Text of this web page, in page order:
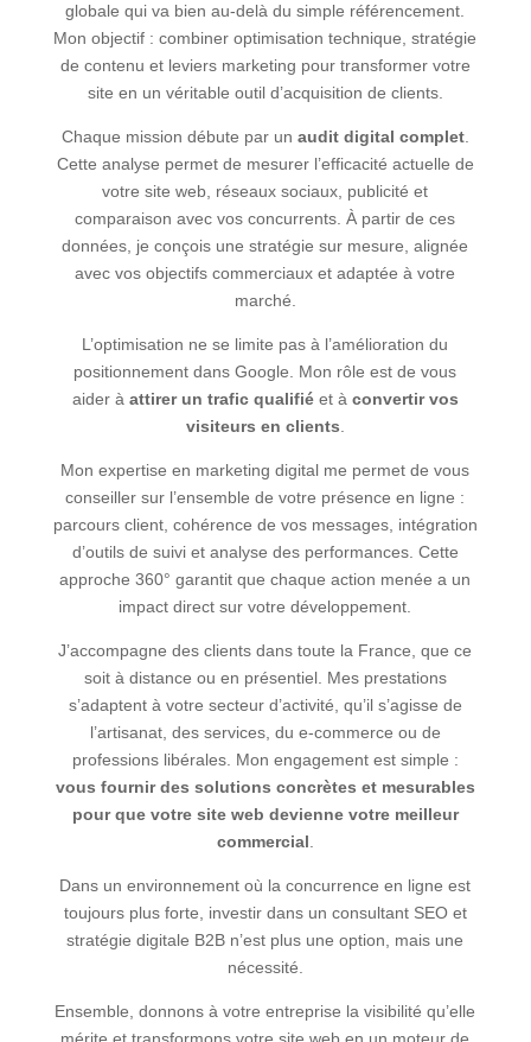
globale qui va bien au-delà du simple référencement.
Mon objectif : combiner optimisation technique, stratégie
de contenu et leviers marketing pour transformer votre
site en un véritable outil d’acquisition de clients.
Chaque mission débute par un audit digital complet.
Cette analyse permet de mesurer l’efficacité actuelle de
votre site web, réseaux sociaux, publicité et
comparaison avec vos concurrents. À partir de ces
données, je conçois une stratégie sur mesure, alignée
avec vos objectifs commerciaux et adaptée à votre
marché.
L’optimisation ne se limite pas à l’amélioration du
positionnement dans Google. Mon rôle est de vous
aider à attirer un trafic qualifiéet à convertir vos
visiteurs en clients.
Mon expertise en marketing digital me permet de vous
conseiller sur l’ensemble de votre présence en ligne :
parcours client, cohérence de vos messages, intégration
d’outils de suivi et analyse des performances. Cette
approche 360° garantit que chaque action menée a un
impact direct sur votre développement.
J’accompagne des clients dans toute la France, que ce
soit à distance ou en présentiel. Mes prestations
s’adaptent à votre secteur d’activité, qu’il s’agisse de
l’artisanat, des services, du e-commerce ou de
professions libérales. Mon engagement est simple :
vous fournir des solutions concrètes et mesurables
pour que votre site web devienne votre meilleur
commercial.
Dans un environnement où la concurrence en ligne est
toujours plus forte, investir dans un consultant SEO et
stratégie digitale B2B n’est plus une option, mais une
nécessité.
Ensemble, donnons à votre entreprise la visibilité qu’elle